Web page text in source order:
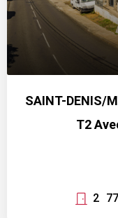
SAINT-DENIS/
T2
2